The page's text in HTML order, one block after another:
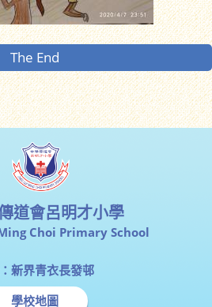
The End
道會呂明才小學
Choi Primary School
新界青衣長發邨
學校地圖